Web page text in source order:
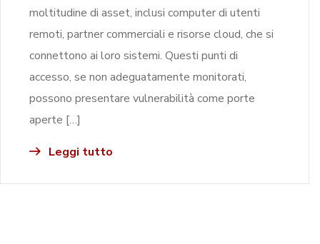
moltitudine di asset, inclusi computer di utenti
remoti, partner commerciali e risorse cloud, che si
connettono ai loro sistemi. Questi punti di
accesso, se non adeguatamente monitorati,
possono presentare vulnerabilità come porte
aperte […]
Leggi tutto